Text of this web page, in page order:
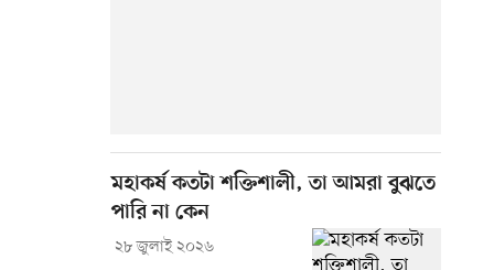
মহাকর্ষ কতটা শক্তিশালী, তা আমরা বুঝতে
পারি না কেন
২৮ জুলাই ২০২৬